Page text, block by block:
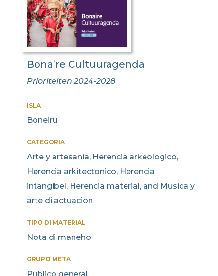
Bonaire Cultuuragenda
Prioriteiten 2024-2028
ISLA
Boneiru
CATEGORIA
Arte y artesania, Herencia arkeologico,
Herencia arkitectonico, Herencia
intangibel, Herencia material, and Musica y
arte di actuacion
TIPO DI MATERIAL
Nota di maneho
GRUPO META
Publico general